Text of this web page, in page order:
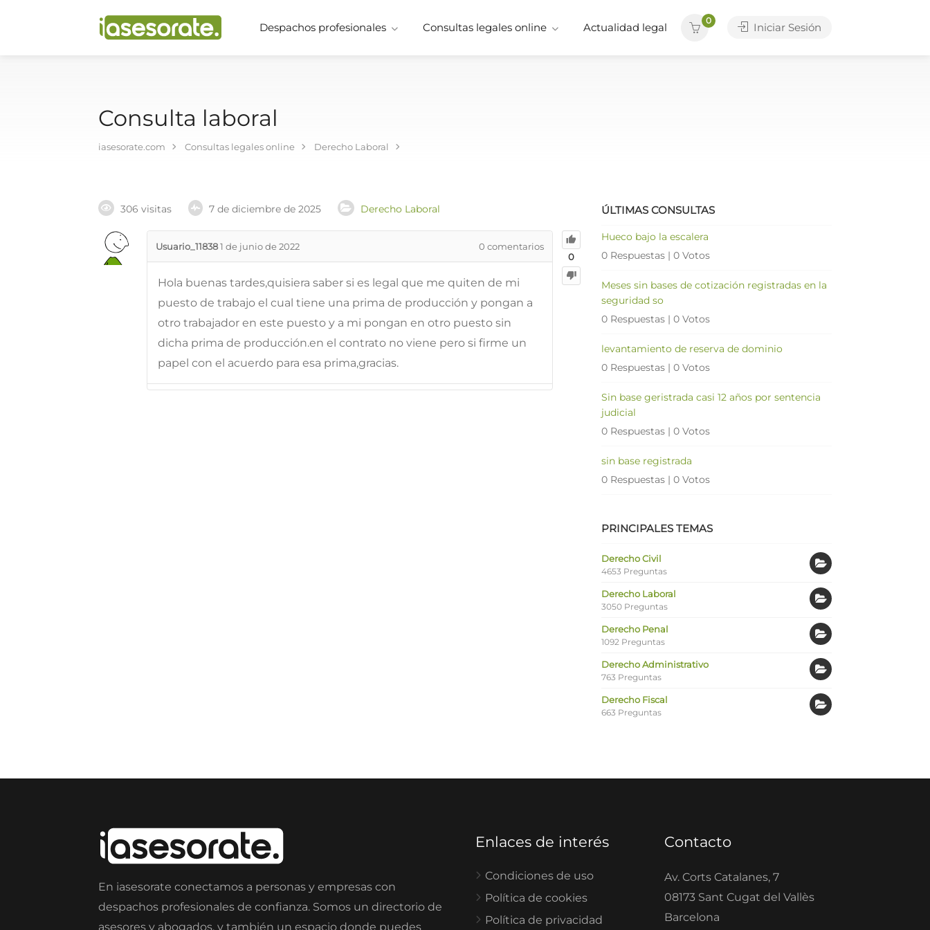
Despachos profesionales Consultas legales online Actualidad legal
0
Iniciar Sesión
Consulta laboral
iasesorate.com Consultas legales online Derecho Laboral
306 visitas 7 de diciembre de 2025 Derecho Laboral
0
Usuario_118381 de junio de 2022 0 comentarios
Hola buenas tardes,quisiera saber si es legal que me quiten de mi
puesto de trabajo el cual tiene una prima de producción y pongan a
otro trabajador en este puesto y a mi pongan en otro puesto sin
dicha prima de producción.en el contrato no viene pero si firme un
papel con el acuerdo para esa prima,gracias.
ÚLTIMAS CONSULTAS
Hueco bajo la escalera
0 Respuestas | 0 Votos
Meses sin bases de cotización registradas en la
seguridad so
0 Respuestas | 0 Votos
levantamiento de reserva de dominio
0 Respuestas | 0 Votos
Sin base geristrada casi 12 años por sentencia
judicial
0 Respuestas | 0 Votos
sin base registrada
0 Respuestas | 0 Votos
PRINCIPALES TEMAS
Derecho Civil
4653 Preguntas
Derecho Laboral
3050 Preguntas
Derecho Penal
1092 Preguntas
Derecho Administrativo
763 Preguntas
Derecho Fiscal
663 Preguntas
En iasesorate conectamos a personas y empresas con
despachos profesionales de confianza. Somos un directorio de
asesores y abogados, y también un espacio donde puedes
Enlaces de interés
Condiciones de uso
Política de cookies
Política de privacidad
Contacto
Av. Corts Catalanes, 7
08173 Sant Cugat del Vallès
Barcelona